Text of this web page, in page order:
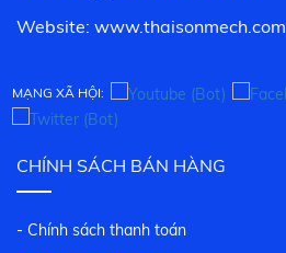
Website: www.thaisonmech.com
MẠNG XÃ HỘI:
CHÍNH SÁCH BÁN HÀNG
- Chính sách thanh toán